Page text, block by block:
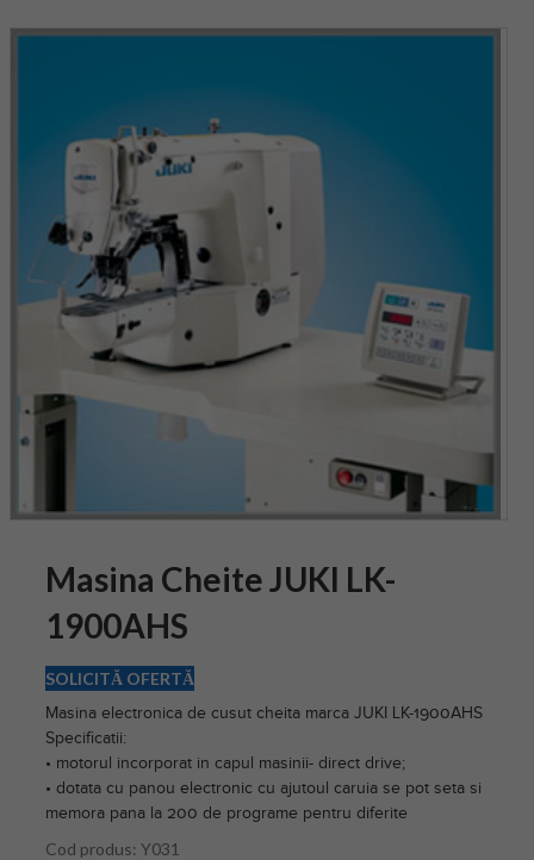
Masina Cheite JUKI LK-
1900AHS
SOLICITĂ OFERTĂ
Masina electronica de cusut cheita marca JUKI LK-1900AHS
Specificatii:
• motorul incorporat in capul masinii- direct drive;
• dotata cu panou electronic cu ajutoul caruia se pot seta si
memora pana la 200 de programe pentru diferite
Cod produs: Y031